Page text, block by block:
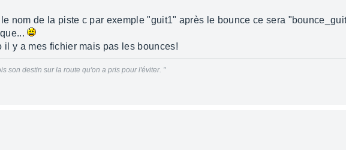
nom de la piste c par exemple "guit1" après le bounce ce sera
il y a mes fichier mais pas les bounces!
son destin sur la route qu'on a pris pour l'éviter. "